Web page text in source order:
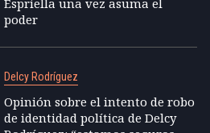
Espriella una vez asuma el
poder
Delcy Rodríguez
Opinión sobre el intento de robo
de identidad política de Delcy